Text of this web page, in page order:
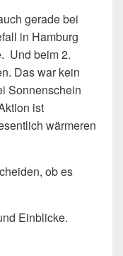
gerade bei
in Hamburg
Und beim 2.
Das war kein
Sonnenschein
ist
wärmeren
ob es
Einblicke.